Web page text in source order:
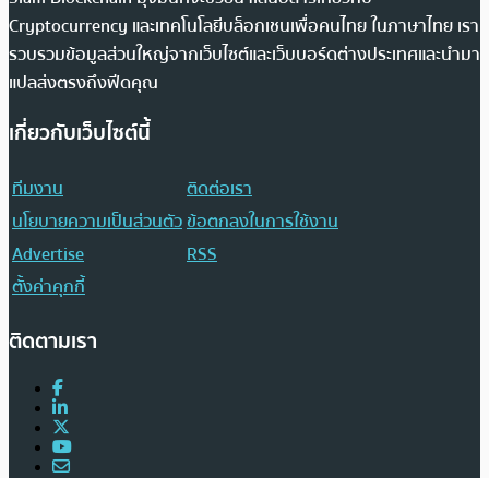
Cryptocurrency และเทคโนโลยีบล็อกเชนเพื่อคนไทย ในภาษาไทย เรา
รวบรวมข้อมูลส่วนใหญ่จากเว็บไซต์และเว็บบอร์ดต่างประเทศและนำมา
แปลส่งตรงถึงฟีดคุณ
เกี่ยวกับเว็บไซต์นี้
ทีมงาน
ติดต่อเรา
นโยบายความเป็นส่วนตัวข้อตกลงในการใช้งาน
Advertise
RSS
ตั้งค่าคุกกี้
ติดตามเรา